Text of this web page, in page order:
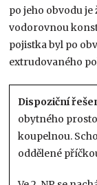
po jeho obvodu
vodorovnou
pojistka byl po
extrudovaného
Dispoziční
obytného
koupelnou.
oddělené